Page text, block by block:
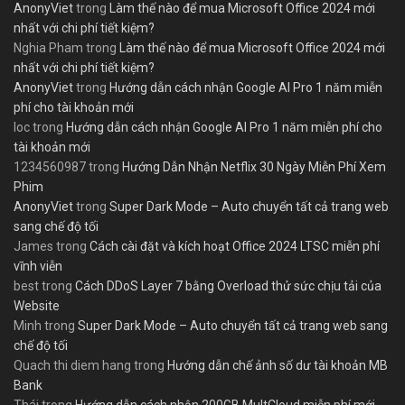
AnonyViettrong Làm thế nào để mua Microsoft Office 2024 mới
nhất với chi phí tiết kiệm?
Nghia Pham trong Làm thế nào để mua Microsoft Office 2024 mới
nhất với chi phí tiết kiệm?
AnonyViettrong Hướng dẫn cách nhận Google AI Pro 1 năm miễn
phí cho tài khoản mới
loctrong Hướng dẫn cách nhận Google AI Pro 1 năm miễn phí cho
tài khoản mới
1234560987trong Hướng Dẫn Nhận Netflix 30 Ngày Miễn Phí Xem
Phim
AnonyViettrong Super Dark Mode – Auto chuyển tất cả trang web
sang chế độ tối
James trong Cách cài đặt và kích hoạt Office 2024 LTSC miễn phí
vĩnh viễn
besttrong Cách DDoS Layer 7 bằng Overload thử sức chịu tải của
Website
Minh trong Super Dark Mode – Auto chuyển tất cả trang web sang
chế độ tối
Quach thi diem hang trong Hướng dẫn chế ảnh số dư tài khoản MB
Bank